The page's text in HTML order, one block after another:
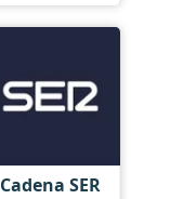
Cadena SER